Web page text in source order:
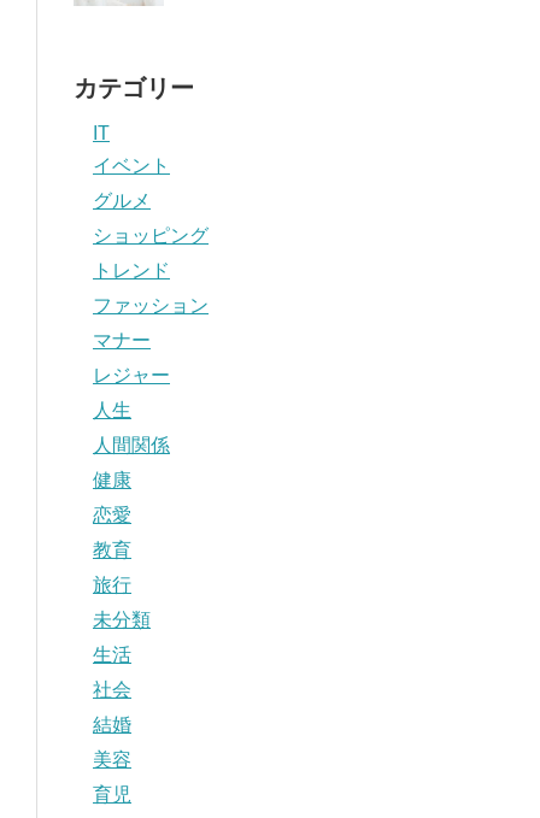
カテゴリー
IT
イベント
グルメ
ショッピング
トレンド
ファッション
マナー
レジャー
人生
人間関係
健康
恋愛
教育
旅行
未分類
生活
社会
結婚
美容
育児